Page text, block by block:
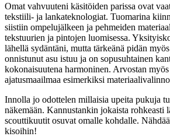
Omat vahvuuteni käsitöiden parissa ovat
tekstiili- ja lankateknologiat. Tuomarina
siistiin ompelujälkeen ja pehmeiden
tekstuurien ja pintojen luomisessa.
lähellä sydäntäni, mutta tärkeänä pidän
onnistunut asu istuu ja on sopusuhtainen
kokonaisuutena harmoninen. Arvostan
ajatusmaailmaa esimerkiksi
Innolla jo odottelen millaisia upeita pukuja
näkemään. Kannustankin jokaista rohkeasti
scouttikuutit osuvat omalle kohdalle.
kisoihin!